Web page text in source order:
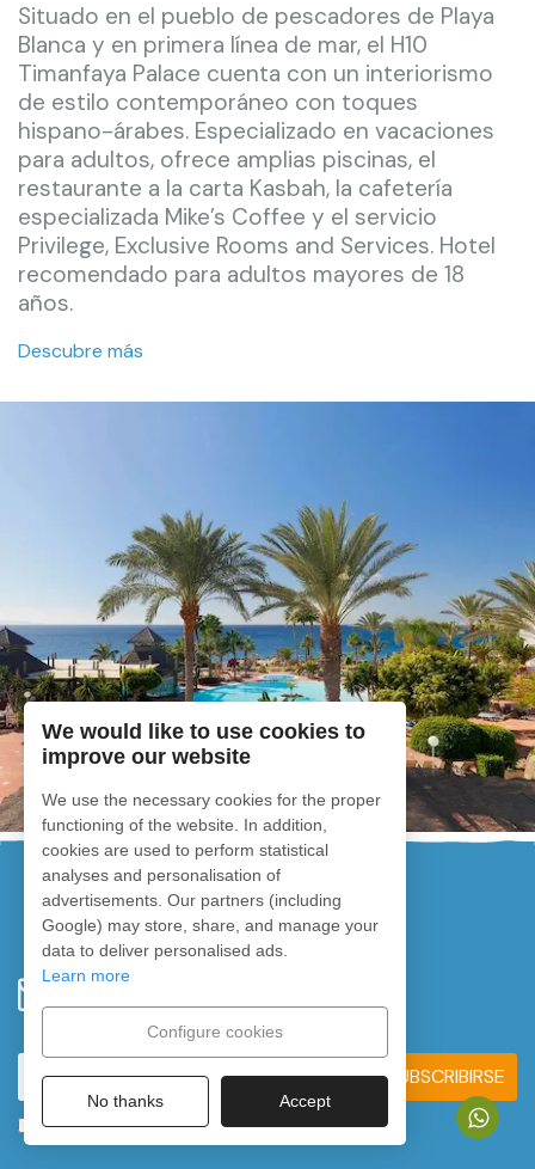
Situado en el pueblo de pescadores de Playa
Blanca y en primera línea de mar, el H10
Timanfaya Palace cuenta con un interiorismo
de estilo contemporáneo con toques
hispano-árabes. Especializado en vacaciones
para adultos, ofrece amplias piscinas, el
restaurante a la carta Kasbah, la cafetería
especializada Mike’s Coffee y el servicio
Privilege, Exclusive Rooms and Services. Hotel
recomendado para adultos mayores de 18
años.
Descubre más
Ver más
SUSCRÍBETE AHORA
Noticias y ofertas especiales
SUBSCRIBIRSE
AceptoPolítica de Privacidad
We would like to use cookies to
improve our website
We use the necessary cookies for the proper
functioning of the website. In addition,
cookies are used to perform statistical
analyses and personalisation of
advertisements. Our partners (including
Google) may store, share, and manage your
data to deliver personalised ads.
Learn more
Configure cookies
No thanks Accept